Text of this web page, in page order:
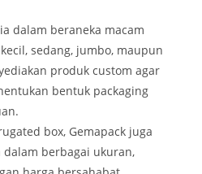
dalam beraneka macam
sedang, jumbo, maupun
produk custom agar
bentuk packaging
box, Gemapack juga
berbagai ukuran,